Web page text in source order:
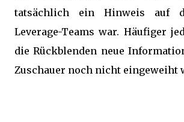
tatsächlich ein Hinweis auf
Leverage-Teams war. Häufiger
die Rückblenden neue
Zuschauer noch nicht eingeweiht